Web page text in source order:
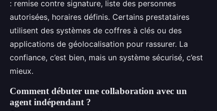
: remise contre signature, liste des personnes
autorisées, horaires définis. Certains prestataires
utilisent des systèmes de coffres à clés ou des
applications de géolocalisation pour rassurer. La
confiance, c’est bien, mais un système sécurisé, c’est
mieux.
Comment débuter une collaboration avec un
agent indépendant ?